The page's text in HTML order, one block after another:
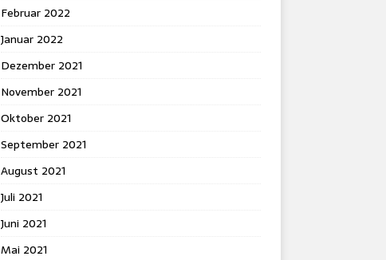
Februar 2022
Januar 2022
Dezember 2021
November 2021
Oktober 2021
September 2021
August 2021
Juli 2021
Juni 2021
Mai 2021